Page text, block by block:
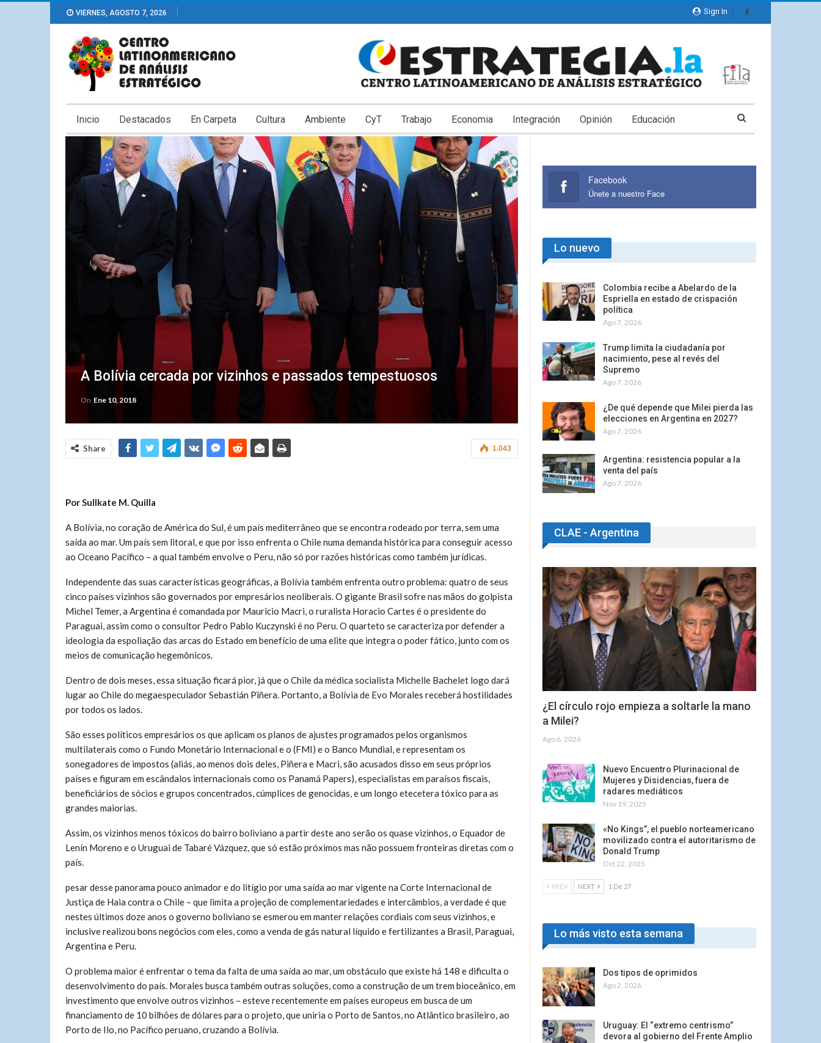
Sign In
VIERNES, AGOSTO 7, 2026
Inicio Destacados En Carpeta Cultura Ambiente CyT Trabajo Economia Integración Opinión Educación
A Bolívia cercada por vizinhos e passados tempestuosos
On Ene 10, 2018
1.043
Share
Por Sullkate M. Quilla
A Bolívia, no coração de América do Sul, é um país mediterrâneo que se encontra rodeado por terra, sem uma
saída ao mar. Um país sem litoral, e que por isso enfrenta o Chile numa demanda histórica para conseguir acesso
ao Oceano Pacífico – a qual também envolve o Peru, não só por razões históricas como também jurídicas.
Independente das suas características geográficas, a Bolívia também enfrenta outro problema: quatro de seus
cinco países vizinhos são governados por empresários neoliberais. O gigante Brasil sofre nas mãos do golpista
Michel Temer, a Argentina é comandada por Mauricio Macri, o ruralista Horacio Cartes é o presidente do
Paraguai, assim como o consultor Pedro Pablo Kuczynski é no Peru. O quarteto se caracteriza por defender a
ideologia da espoliação das arcas do Estado em benefício de uma elite que integra o poder fático, junto com os
meios de comunicação hegemônicos.
Dentro de dois meses, essa situação ficará pior, já que o Chile da médica socialista Michelle Bachelet logo dará
lugar ao Chile do megaespeculador Sebastián Pïñera. Portanto, a Bolívia de Evo Morales receberá hostilidades
por todos os lados.
São esses políticos empresários os que aplicam os planos de ajustes programados pelos organismos
multilaterais como o Fundo Monetário Internacional e o (FMI) e o Banco Mundial, e representam os
sonegadores de impostos (aliás, ao menos dois deles, Piñera e Macri, são acusados disso em seus próprios
países e figuram em escândalos internacionais como os Panamá Papers), especialistas em paraísos fiscais,
beneficiários de sócios e grupos concentrados, cúmplices de genocidas, e um longo etecetera tóxico para as
grandes maiorias.
Assim, os vizinhos menos tóxicos do bairro boliviano a partir deste ano serão os quase vizinhos, o Equador de
Lenín Moreno e o Uruguai de Tabaré Vázquez, que só estão próximos mas não possuem fronteiras diretas com o
país.
pesar desse panorama pouco animador e do litígio por uma saída ao mar vigente na Corte Internacional de
Justiça de Haia contra o Chile – que limita a projeção de complementariedades e intercâmbios, a verdade é que
nestes últimos doze anos o governo boliviano se esmerou em manter relações cordiais com seus vizinhos, e
inclusive realizou bons negócios com eles, como a venda de gás natural líquido e fertilizantes a Brasil, Paraguai,
Argentina e Peru.
O problema maior é enfrentar o tema da falta de uma saída ao mar, um obstáculo que existe há 148 e dificulta o
desenvolvimento do país. Morales busca também outras soluções, como a construção de um trem bioceânico, em
investimento que envolve outros vizinhos – esteve recentemente em países europeus em busca de um
financiamento de 10 bilhões de dólares para o projeto, que uniria o Porto de Santos, no Atlântico brasileiro, ao
Porto de Ilo, no Pacífico peruano, cruzando a Bolívia.
Facebook
Únete a nuestro Face
Lo nuevo
Colombia recibe a Abelardo de la
Espriella en estado de crispación
política
Ago 7, 2026
Trump limita la ciudadanía por
nacimiento, pese al revés del
Supremo
Ago 7, 2026
¿De qué depende que Milei pierda las
elecciones en Argentina en 2027?
Ago 7, 2026
Argentina: resistencia popular a la
venta del país
Ago 7, 2026
CLAE - Argentina
¿El círculo rojo empieza a soltarle la mano
a Milei?
Ago 6, 2026
Nuevo Encuentro Plurinacional de
Mujeres y Disidencias, fuera de
radares mediáticos
Nov 19, 2025
«No Kings”, el pueblo norteamericano
movilizado contra el autoritarismo de
Donald Trump
Oct 22, 2025
PREV NEXT 1 De 27
Lo más visto esta semana
Dos tipos de oprimidos
Ago 2, 2026
Uruguay: El “extremo centrismo”
devora al gobierno del Frente Amplio